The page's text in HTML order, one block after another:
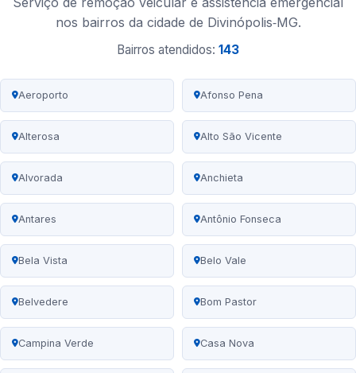
nos bairros da cidade de Divinópolis‑MG.
Bairros atendidos: 143
Aeroporto Afonso Pena
Alterosa Alto São Vicente
Alvorada Anchieta
Antares Antônio Fonseca
Bela Vista Belo Vale
Belvedere Bom Pastor
Campina Verde Casa Nova